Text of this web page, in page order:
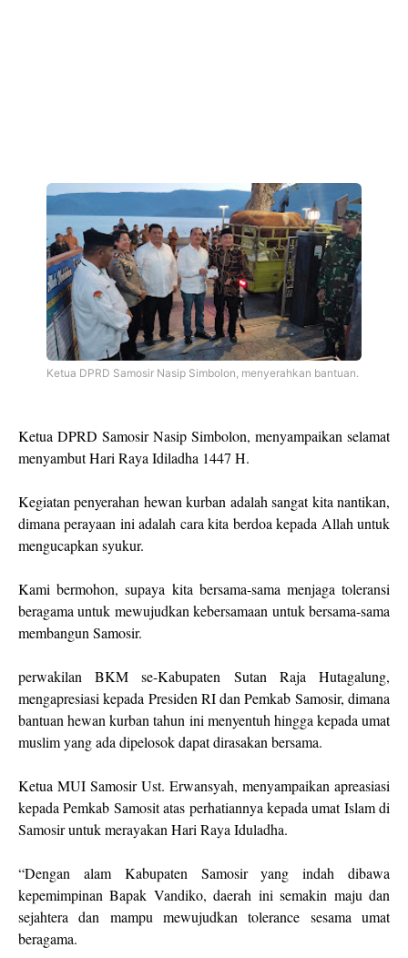
Ketua DPRD Samosir Nasip Simbolon, menyerahkan bantuan.
Ketua DPRD Samosir Nasip Simbolon, menyampaikan selamat
menyambut Hari Raya Idiladha 1447 H.
Kegiatan penyerahan hewan kurban adalah sangat kita nantikan,
dimana perayaan ini adalah cara kita berdoa kepada Allah untuk
mengucapkan syukur.
Kami bermohon, supaya kita bersama-sama menjaga toleransi
beragama untuk mewujudkan kebersamaan untuk bersama-sama
membangun Samosir.
perwakilan BKM se-Kabupaten Sutan Raja Hutagalung,
mengapresiasi kepada Presiden RI dan Pemkab Samosir, dimana
bantuan hewan kurban tahun ini menyentuh hingga kepada umat
muslim yang ada dipelosok dapat dirasakan bersama.
Ketua MUI Samosir Ust. Erwansyah, menyampaikan apreasiasi
kepada Pemkab Samosit atas perhatiannya kepada umat Islam di
Samosir untuk merayakan Hari Raya Iduladha.
“Dengan alam Kabupaten Samosir yang indah dibawa
kepemimpinan Bapak Vandiko, daerah ini semakin maju dan
sejahtera dan mampu mewujudkan tolerance sesama umat
beragama.